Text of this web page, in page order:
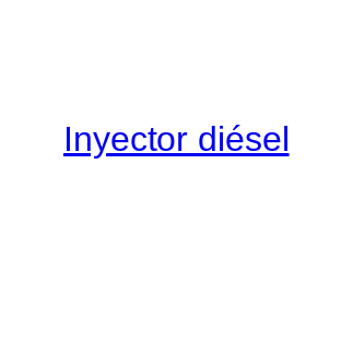
Inyector diésel